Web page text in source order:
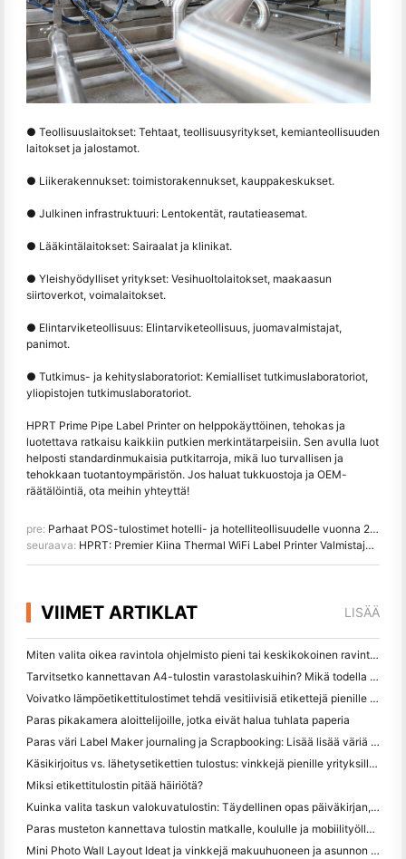
● Teollisuuslaitokset: Tehtaat, teollisuusyritykset, kemianteollisuuden
laitokset ja jalostamot.
● Liikerakennukset: toimistorakennukset, kauppakeskukset.
● Julkinen infrastruktuuri: Lentokentät, rautatieasemat.
● Lääkintälaitokset: Sairaalat ja klinikat.
● Yleishyödylliset yritykset: Vesihuoltolaitokset, maakaasun
siirtoverkot, voimalaitokset.
● Elintarviketeollisuus: Elintarviketeollisuus, juomavalmistajat,
panimot.
● Tutkimus- ja kehityslaboratoriot: Kemialliset tutkimuslaboratoriot,
yliopistojen tutkimuslaboratoriot.
HPRT Prime Pipe Label Printer on helppokäyttöinen, tehokas ja
luotettava ratkaisu kaikkiin putkien merkintätarpeisiin. Sen avulla luot
helposti standardinmukaisia putkitarroja, mikä luo turvallisen ja
tehokkaan tuotantoympäristön. Jos haluat tukkuostoja ja OEM-
räätälöintiä, ota meihin yhteyttä!
pre: Parhaat POS-tulostimet hotelli- ja hotelliteollisuudelle vuonna 2024
seuraava: HPRT: Premier Kiina Thermal WiFi Label Printer Valmistaja globaalille teollisuudelle
VIIMET ARTIKLAT LISÄÄ
Miten valita oikea ravintola ohjelmisto pieni tai keskikokoinen ravintola
Tarvitsetko kannettavan A4-tulostin varastolaskuihin? Mikä todella toimii
Voivatko lämpöetikettitulostimet tehdä vesitiivisiä etikettejä pienille yritystuotteille?
Paras pikakamera aloittelijoille, jotka eivät halua tuhlata paperia
Paras väri Label Maker journaling ja Scrapbooking: Lisää lisää väriä jokaiselle sivulle
Käsikirjoitus vs. lähetysetikettien tulostus: vinkkejä pienille yrityksille vuonna 2026
Miksi etikettitulostin pitää häiriötä?
Kuinka valita taskun valokuvatulostin: Täydellinen opas päiväkirjan, matkan ja iPhone-käyttäjille
Paras musteton kannettava tulostin matkalle, koululle ja mobiilityölle: Hanin MT620 Pro Review
Mini Photo Wall Layout Ideat ja vinkkejä makuuhuoneen ja asunnon koristelu